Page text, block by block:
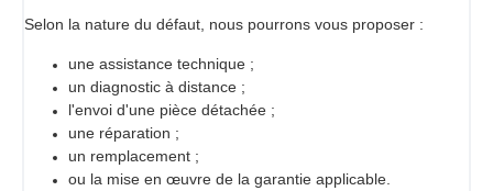
Selon la nature du défaut, nous pourrons vous proposer :
une assistance technique ;
un diagnostic à distance ;
l'envoi d'une pièce détachée ;
une réparation ;
un remplacement ;
ou la mise en œuvre de la garantie applicable.